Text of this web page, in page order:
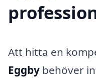
Att hitta en
Eggby behöver